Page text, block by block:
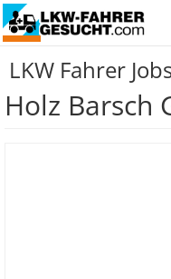
LKW Fahrer
Holz Barsch